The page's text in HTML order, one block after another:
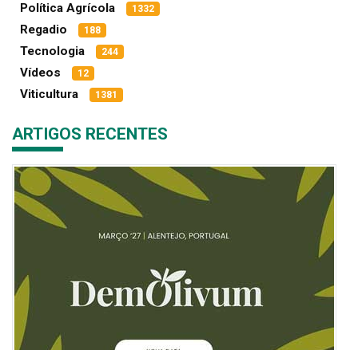
Política Agrícola 1332
Regadio 188
Tecnologia 244
Vídeos 12
Viticultura 1381
ARTIGOS RECENTES